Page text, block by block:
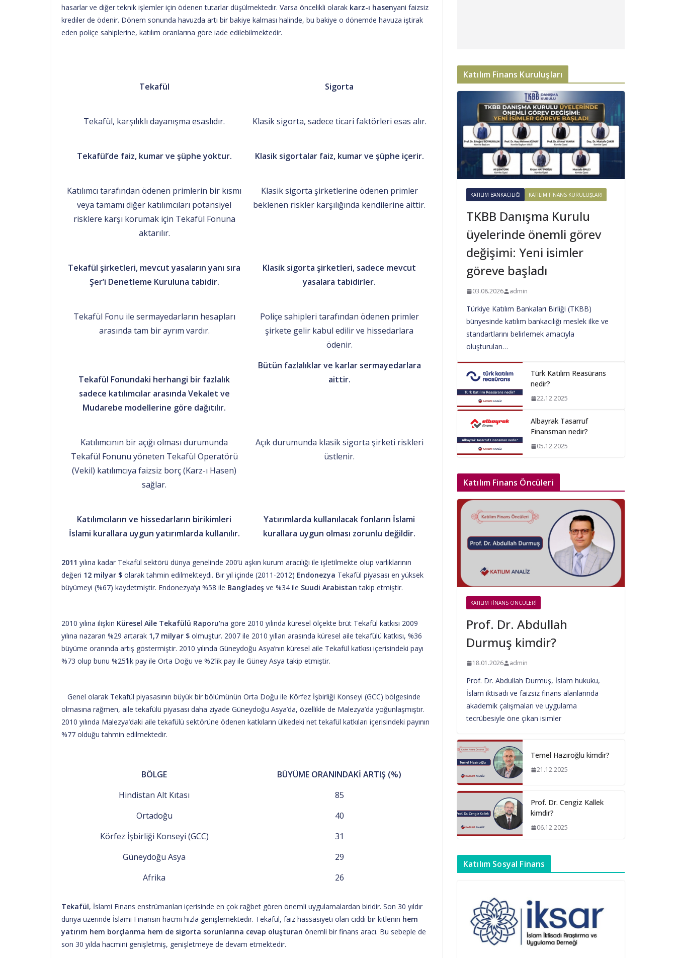
hasarlar ve diğer teknik işlemler için ödenen tutarlar düşülmektedir. Varsa öncelikli olarak karz-ı hasenyani faizsiz
krediler de ödenir. Dönem sonunda havuzda artı bir bakiye kalması halinde, bu bakiye o dönemde havuza iştirak
eden poliçe sahiplerine, katılım oranlarına göre iade edilebilmektedir.
Tekafül Sigorta
Tekafül, karşılıklı dayanışma esaslıdır. Klasik sigorta, sadece ticari faktörleri esas alır.
Tekafül’de faiz, kumar ve şüphe yoktur. Klasik sigortalar faiz, kumar ve şüphe içerir.
Katılımcı tarafından ödenen primlerin bir kısmı
veya tamamı diğer katılımcıları potansiyel
risklere karşı korumak için Tekafül Fonuna
aktarılır.
Klasik sigorta şirketlerine ödenen primler
beklenen riskler karşılığında kendilerine aittir.
Tekafül şirketleri, mevcut yasaların yanı sıra
Şer’i Denetleme Kuruluna tabidir.
Klasik sigorta şirketleri, sadece mevcut
yasalara tabidirler.
Tekafül Fonu ile sermayedarların hesapları
arasında tam bir ayrım vardır.
Poliçe sahipleri tarafından ödenen primler
şirkete gelir kabul edilir ve hissedarlara
ödenir.
Tekafül Fonundaki herhangi bir fazlalık
sadece katılımcılar arasında Vekalet ve
Mudarebe modellerine göre dağıtılır.
Bütün fazlalıklar ve karlar sermayedarlara
aittir.
Katılımcının bir açığı olması durumunda
Tekafül Fonunu yöneten Tekafül Operatörü
(Vekil) katılımcıya faizsiz borç (Karz-ı Hasen)
sağlar.
Açık durumunda klasik sigorta şirketi riskleri
üstlenir.
Katılımcıların ve hissedarların birikimleri
İslami kurallara uygun yatırımlarda kullanılır.
Yatırımlarda kullanılacak fonların İslami
kurallara uygun olması zorunlu değildir.
2011 yılına kadar Tekafül sektörü dünya genelinde 200’ü aşkın kurum aracılığı ile işletilmekte olup varlıklarının
değeri 12 milyar $ olarak tahmin edilmekteydi. Bir yıl içinde (2011-2012) Endonezya Tekafül piyasası en yüksek
büyümeyi (%67) kaydetmiştir. Endonezya’yı %58 ile Bangladeş ve %34 ile Suudi Arabistan takip etmiştir.
2010 yılına ilişkin Küresel Aile Tekafülü Raporu’na göre 2010 yılında küresel ölçekte brüt Tekafül katkısı 2009
yılına nazaran %29 artarak 1,7 milyar $ olmuştur. 2007 ile 2010 yılları arasında küresel aile tekafülü katkısı, %36
büyüme oranında artış göstermiştir. 2010 yılında Güneydoğu Asya’nın küresel aile Tekafül katkısı içerisindeki payı
%73 olup bunu %25’lik pay ile Orta Doğu ve %2’lik pay ile Güney Asya takip etmiştir.
Genel olarak Tekafül piyasasının büyük bir bölümünün Orta Doğu ile Körfez İşbirliği Konseyi (GCC) bölgesinde
olmasına rağmen, aile tekafülü piyasası daha ziyade Güneydoğu Asya’da, özellikle de Malezya’da yoğunlaşmıştır.
2010 yılında Malezya’daki aile tekafülü sektörüne ödenen katkıların ülkedeki net tekafül katkıları içerisindeki payının
%77 olduğu tahmin edilmektedir.
BÖLGE
BÜYÜME ORANINDAKİ ARTIŞ (%)
Hindistan Alt Kıtası
85
Ortadoğu
40
Körfez İşbirliği Konseyi (GCC)
31
Güneydoğu Asya
29
Afrika
26
Tekafül, İslami Finans enstrümanları içerisinde en çok rağbet gören önemli uygulamalardan biridir. Son 30 yıldır
dünya üzerinde İslami Finansın hacmi hızla genişlemektedir. Tekafül, faiz hassasiyeti olan ciddi bir kitlenin hem
yatırım hem borçlanma hem de sigorta sorunlarına cevap oluşturan önemli bir finans aracı. Bu sebeple de
son 30 yılda hacmini genişletmiş, genişletmeye de devam etmektedir.
Katılım Finans Kuruluşları
KATILIM BANKACILIĞI KATILIM FINANS KURULUŞLARI
TKBB Danışma Kurulu
üyelerinde önemli görev
değişimi: Yeni isimler
göreve başladı
03.08.2026 admin
Türkiye Katılım Bankaları Birliği (TKBB)
bünyesinde katılım bankacılığı meslek ilke ve
standartlarını belirlemek amacıyla
oluşturulan…
Türk Katılım Reasürans
nedir?
22.12.2025
Albayrak Tasarruf
Finansman nedir?
05.12.2025
Katılım Finans Öncüleri
KATILIM FINANS ÖNCÜLERI
Prof. Dr. Abdullah
Durmuş kimdir?
18.01.2026 admin
Prof. Dr. Abdullah Durmuş, İslam hukuku,
İslam iktisadı ve faizsiz finans alanlarında
akademik çalışmaları ve uygulama
tecrübesiyle öne çıkan isimler
Temel Hazıroğlu kimdir?
21.12.2025
Prof. Dr. Cengiz Kallek
kimdir?
06.12.2025
Katılım Sosyal Finans